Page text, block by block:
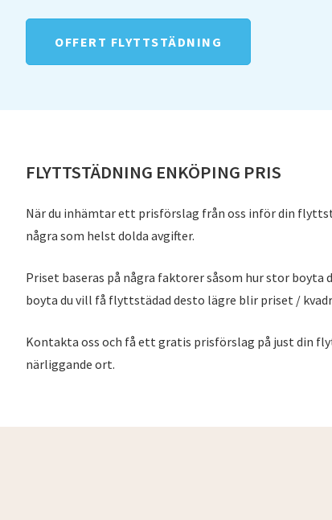
OFFERT FLYTTSTÄDNING
FLYTTSTÄDNING ENKÖPING PRIS
När du inhämtar ett prisförslag från oss inför din
några som helst dolda avgifter.
Priset baseras på några faktorer såsom hur stor
boyta du vill få flyttstädad desto lägre blir priset /
Kontakta oss och få ett gratis prisförslag på just din
närliggande ort.